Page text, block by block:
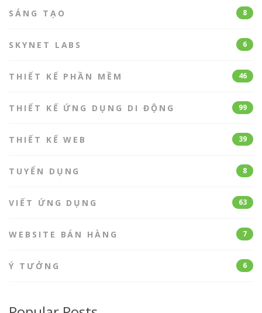
SÁNG TẠO 8
SKYNET LABS 6
THIẾT KẾ PHẦN MỀM 46
THIẾT KẾ ỨNG DỤNG DI ĐỘNG 99
THIẾT KẾ WEB 39
TUYỂN DỤNG 8
VIẾT ỨNG DỤNG 63
WEBSITE BÁN HÀNG 7
Ý TƯỞNG 6